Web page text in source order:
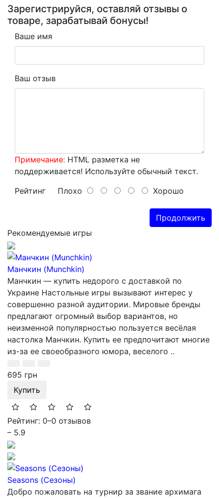
Зарегистрируйся, оставляй отзывы о
товаре, зарабатывай бонусы!
Ваше имя
Ваш отзыв
Примечание: HTML разметка не
поддерживается! Используйте обычный текст.
Рейтинг Плохо Хорошо
Продолжить
Рекомендуемые игры
Манчкин (Munchkin)
Манчкин — купить недорого с доставкой по
Украине Настольные игры вызывают интерес у
совершенно разной аудитории. Мировые бренды
предлагают огромный выбор вариантов, но
неизменной популярностью пользуется весёлая
настолка Манчкин. Купить ее предпочитают многие
из-за ее своеобразного юмора, веселого ..
695 грн
Купить
Рейтинг: 0–0 отзывов
– 5.9
Seasons (Сезоны)
Добро пожаловать на турнир за звание архимага